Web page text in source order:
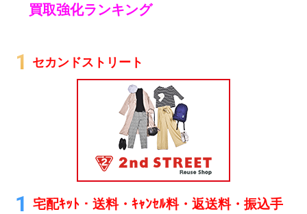
買取強化ランキング
セカンドストリート
宅配ｷｯﾄ・送料・ｷｬﾝｾﾙ料・返送料・振込手